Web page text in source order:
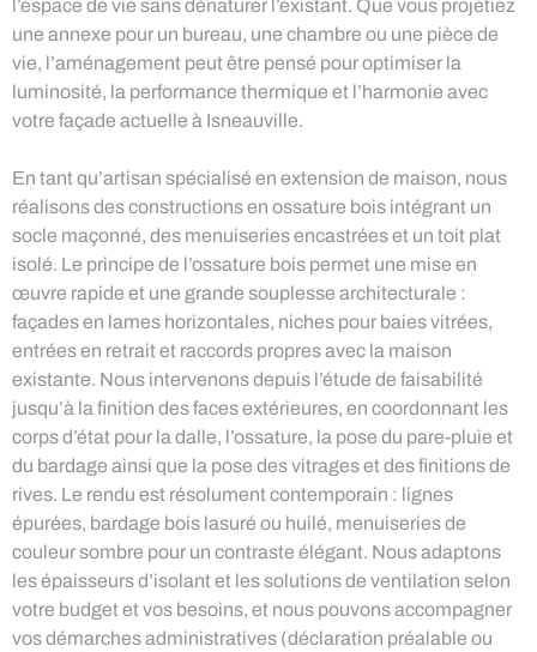
l’espace de vie sans dénaturer l’existant. Que vous projetiez
une annexe pour un bureau, une chambre ou une pièce de
vie, l’aménagement peut être pensé pour optimiser la
luminosité, la performance thermique et l’harmonie avec
votre façade actuelle à Isneauville.
En tant qu’artisan spécialisé en extension de maison, nous
réalisons des constructions en ossature bois intégrant un
socle maçonné, des menuiseries encastrées et un toit plat
isolé. Le principe de l’ossature bois permet une mise en
œuvre rapide et une grande souplesse architecturale :
façades en lames horizontales, niches pour baies vitrées,
entrées en retrait et raccords propres avec la maison
existante. Nous intervenons depuis l’étude de faisabilité
jusqu’à la finition des faces extérieures, en coordonnant les
corps d’état pour la dalle, l’ossature, la pose du pare-pluie et
du bardage ainsi que la pose des vitrages et des finitions de
rives. Le rendu est résolument contemporain : lignes
épurées, bardage bois lasuré ou huilé, menuiseries de
couleur sombre pour un contraste élégant. Nous adaptons
les épaisseurs d’isolant et les solutions de ventilation selon
votre budget et vos besoins, et nous pouvons accompagner
vos démarches administratives (déclaration préalable ou